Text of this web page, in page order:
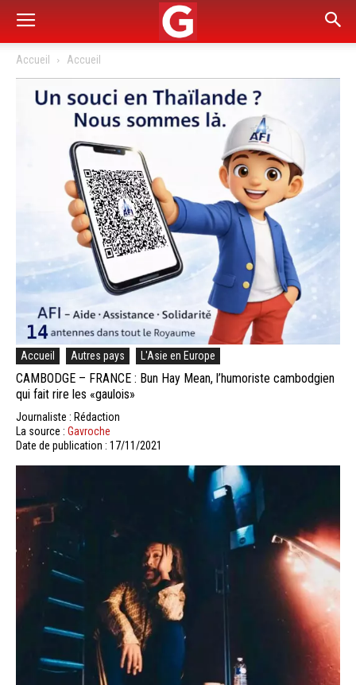
Accueil Accueil
Accueil Autres pays L'Asie en Europe
CAMBODGE – FRANCE : Bun Hay Mean, l’humoriste cambodgien
qui fait rire les «gaulois»
Journaliste : Rédaction
La source : Gavroche
Date de publication : 17/11/2021